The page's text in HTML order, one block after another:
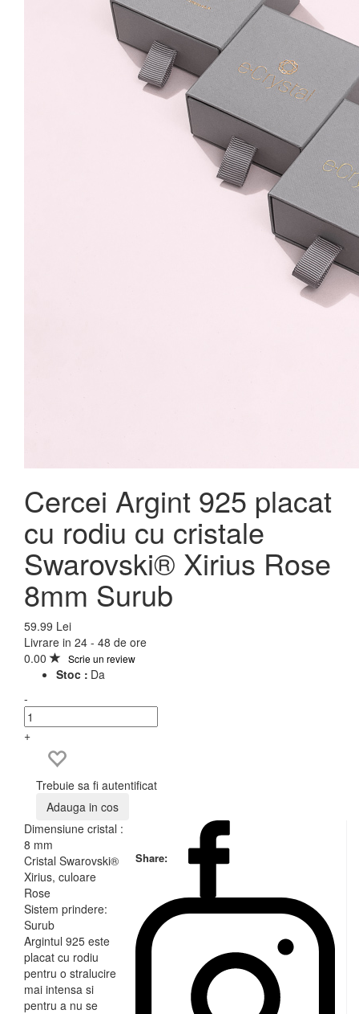
Cercei Argint 925 placat
cu rodiu cu cristale
Swarovski® Xirius Rose
8mm Surub
59.99 Lei
Livrare in 24 - 48 de ore
0.00
Scrie un review
Stoc : Da
-
+
Trebuie sa fi autentificat
Adauga in cos
Share:
Dimensiune cristal :
8 mm
Cristal Swarovski®
Xirius, culoare
Rose
Sistem prindere:
Surub
Argintul 925 este
placat cu rodiu
pentru o stralucire
mai intensa si
pentru a nu se